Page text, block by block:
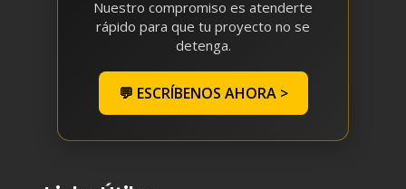
Nuestro compromiso es atenderte
rápido para que tu proyecto no se
💬 ESCRÍBENOS AHORA >